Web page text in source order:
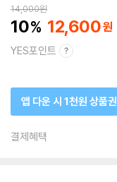
14,000원
10 12,600
YES포인트
앱 다운 시 1천원 상품권
결제혜택